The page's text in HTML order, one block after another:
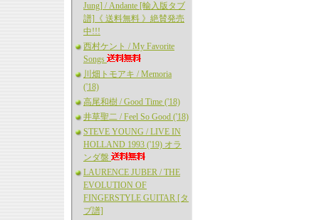
Jung] / Andante [輸入版タブ
譜]《 送料無料 》絶賛発売
中!!!
西村ケント / My Favorite
Songs
川畑トモアキ / Memoria
('18)
高尾和樹 / Good Time ('18)
井草聖二 / Feel So Good ('18)
STEVE YOUNG / LIVE IN
HOLLAND 1993 ('19) オラ
ンダ盤
LAURENCE JUBER / THE
EVOLUTION OF
FINGERSTYLE GUITAR [タ
ブ譜]